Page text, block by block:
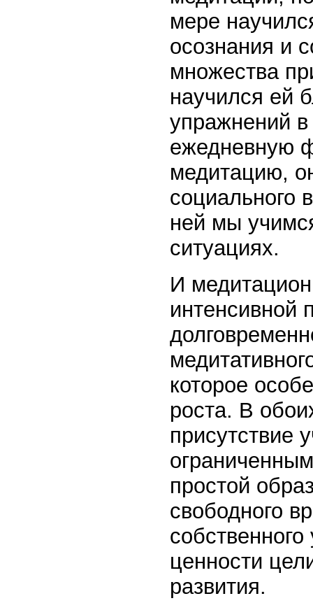
мере
осознания и
множества
научился ей
упражнений
ежедневную
медитацию,
социального
ней мы
ситуациях.
И
интенсивной
которое
роста. В
присутствие
простой
свободного
ценности
развития.